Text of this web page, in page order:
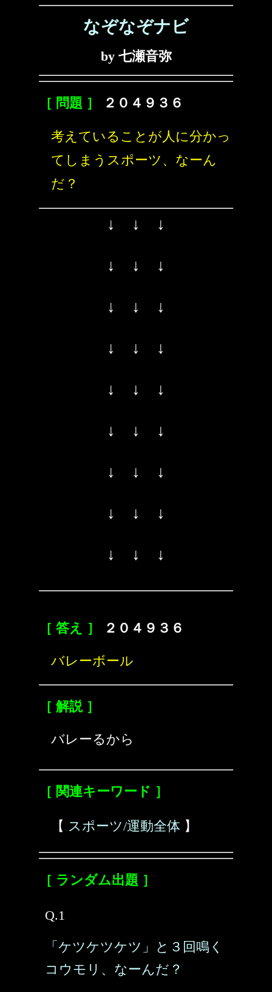
なぞなぞナビ
by 七瀬音弥
［ 問題 ］ ２０４９３６
考えていることが人に分かっ
てしまうスポーツ、なーん
だ？
↓ ↓ ↓
↓ ↓ ↓
↓ ↓ ↓
↓ ↓ ↓
↓ ↓ ↓
↓ ↓ ↓
↓ ↓ ↓
↓ ↓ ↓
↓ ↓ ↓
［ 答え ］ ２０４９３６
バレーボール
［ 解説 ］
バレーるから
［ 関連キーワード ］
【 スポーツ/運動全体 】
［ ランダム出題 ］
Q.1
「ケツケツケツ」と３回鳴く
コウモリ、なーんだ？